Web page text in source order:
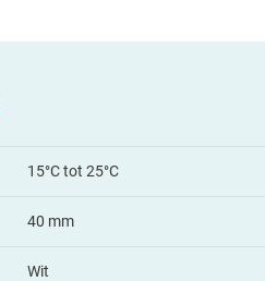
15°C tot 25°C
40 mm
Wit